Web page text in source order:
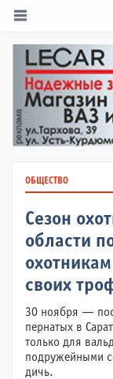
ОБЩЕСТВО
Сезон
области
своих
30 ноября —
пернатых в
только для
подружейными
дичь.